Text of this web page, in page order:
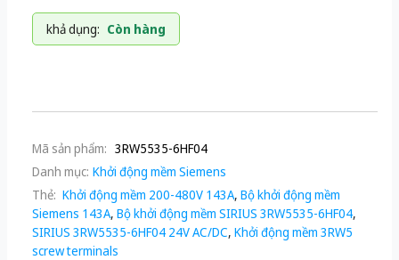
khả dụng: Còn hàng
Mã sản phẩm: 3RW5535-6HF04
Danh mục: Khởi động mềm Siemens
Thẻ: Khởi động mềm 200-480V 143A, Bộ khởi động mềm
Siemens 143A, Bộ khởi động mềm SIRIUS 3RW5535-6HF04,
SIRIUS 3RW5535-6HF04 24V AC/DC, Khởi động mềm 3RW5
screw terminals